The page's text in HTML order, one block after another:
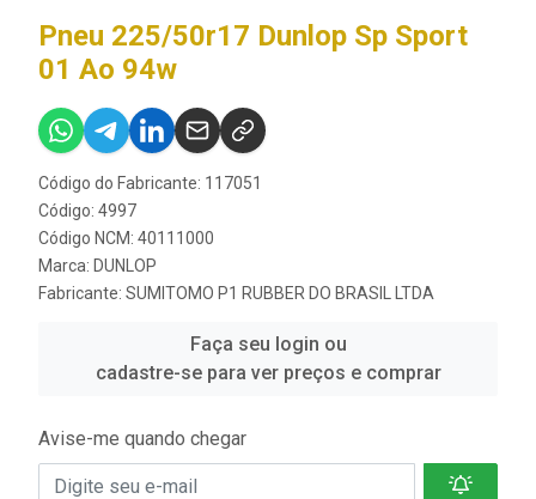
Pneu 225/50r17 Dunlop Sp Sport
01 Ao 94w
Código do Fabricante: 117051
Código: 4997
Código NCM: 40111000
Marca: DUNLOP
Fabricante: SUMITOMO P1 RUBBER DO BRASIL LTDA
Faça seu login ou
cadastre-se para ver preços e comprar
Avise-me quando chegar